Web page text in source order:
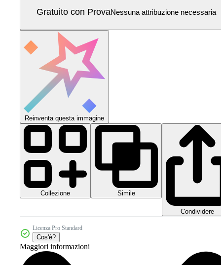
Gratuito con ProvaNessuna attribuzione necessaria
Reinventa questa immagine
Collezione Simile
Condividere
Licenza Pro Standard
Cos'è?
Maggiori informazioni